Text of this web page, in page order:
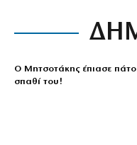
Ο Μητσοτάκης έπιασε
σπαθί του!